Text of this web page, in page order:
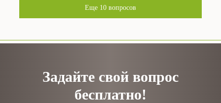
Еще 10 вопросов
Задайте свой вопрос
бесплатно!